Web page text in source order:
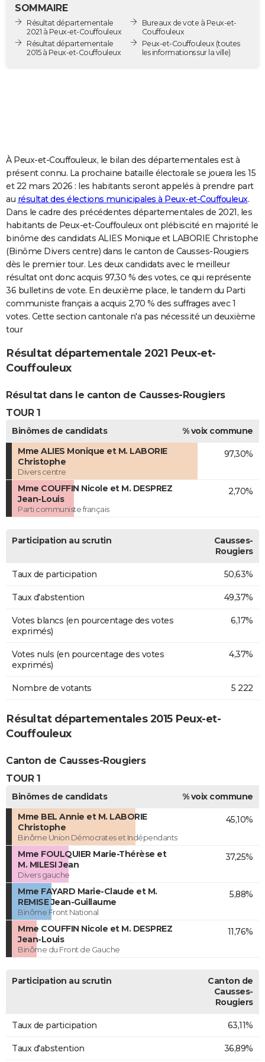
Destinations
City break
Voyage nature
Voyage de noces
Forum
Climat
GUIDES D'ACHAT
COPAINS D'AVANT
Se connecter
Collèges
Universités
Service militaire
AVIS DE DÉCÈS
FORUM
Bricolage
Lifestyle
Culture
Sport
Auto
Television
Voyage
Cinema
SOMMAIRE
Résultat départementale
2021 à Peux-et-Couffouleux
Résultat départementale
2015 à Peux-et-Couffouleux
Bureaux de vote à Peux-et-
Couffouleux
Peux-et-Couffouleux (toutes
les informations sur la ville)
À Peux-et-Couffouleux, le bilan des départementales est à
présent connu. La prochaine bataille électorale se jouera les 15
et 22 mars 2026 : les habitants seront appelés à prendre part
au résultat des élections municipales à Peux-et-Couffouleux.
Dans le cadre des précédentes départementales de 2021, les
habitants de Peux-et-Couffouleux ont plébiscité en majorité le
binôme des candidats ALIES Monique et LABORIE Christophe
(Binôme Divers centre) dans le canton de Causses-Rougiers
dès le premier tour. Les deux candidats avec le meilleur
résultat ont donc acquis 97,30 % des votes, ce qui représente
36 bulletins de vote. En deuxième place, le tandem du Parti
communiste français a acquis 2,70 % des suffrages avec 1
votes. Cette section cantonale n'a pas nécessité un deuxième
tour
Résultat départementale 2021 Peux-et-
Couffouleux
Résultat dans le canton de Causses-Rougiers
TOUR 1
Binômes de candidats
% voix commune
Mme ALIES Monique et M. LABORIE
Christophe
Divers centre
97,30%
Mme COUFFIN Nicole et M. DESPREZ
Jean-Louis
Parti communiste français
2,70%
Participation au scrutin
Causses-
Rougiers
Taux de participation 50,63%
Taux d'abstention 49,37%
Votes blancs (en pourcentage des votes
exprimés)
6,17%
Votes nuls (en pourcentage des votes
exprimés)
4,37%
Nombre de votants 5 222
Résultat départementales 2015 Peux-et-
Couffouleux
Canton de Causses-Rougiers
TOUR 1
Binômes de candidats
% voix commune
Mme BEL Annie et M. LABORIE
Christophe
Binôme Union Démocrates et Indépendants
45,10%
Mme FOULQUIER Marie-Thérèse et
M. MILESI Jean
Divers gauche
37,25%
Mme FAYARD Marie-Claude et M.
REMISE Jean-Guillaume
Binôme Front National
5,88%
Mme COUFFIN Nicole et M. DESPREZ
Jean-Louis
Binôme du Front de Gauche
11,76%
Participation au scrutin
Canton de
Causses-
Rougiers
Taux de participation 63,11%
Taux d'abstention 36,89%